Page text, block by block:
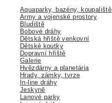
Aquaparky, bazény, koupaliště
Army a vojenské prostory
Bludiště
Bobové dráhy
Dětská hřiště venkovní
Dětské koutky
Dopravní hřiště
Galerie
Hvězdárny a planetária
Hrady, zámky, tvrze
In-line dráhy
Jeskyně
Lanové parky